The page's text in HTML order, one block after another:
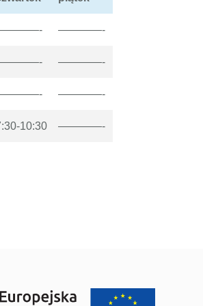
————-
————-
————-
10:30 ————-